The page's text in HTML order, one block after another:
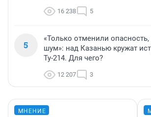
16 238 5
5
«Только отменили опасность,
шум»: над Казанью кружат
Ту-214. Для чего?
12 207 3
МНЕНИЕ